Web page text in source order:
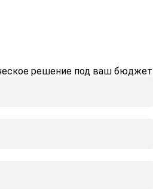
решение под ваш бюджет